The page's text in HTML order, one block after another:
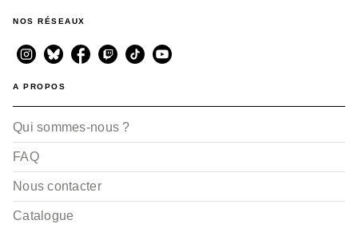
Masked
Tite Kubo
NOS RÉSEAUX
A PROPOS
Qui sommes-nous ?
FAQ
Nous contacter
Catalogue